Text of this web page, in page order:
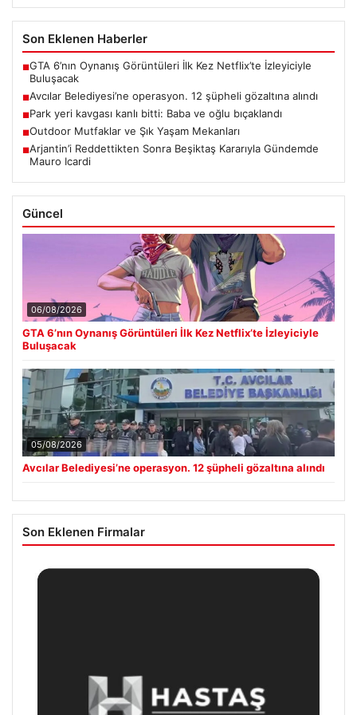
Son Eklenen Haberler
■GTA 6’nın Oynanış Görüntüleri İlk Kez Netflix’te İzleyiciyle
Buluşacak
■Avcılar Belediyesi’ne operasyon. 12 şüpheli gözaltına alındı
■Park yeri kavgası kanlı bitti: Baba ve oğlu bıçaklandı
■Outdoor Mutfaklar ve Şık Yaşam Mekanları
■Arjantin’i Reddettikten Sonra Beşiktaş Kararıyla Gündemde
Mauro Icardi
Güncel
06/08/2026
GTA 6’nın Oynanış Görüntüleri İlk Kez Netflix’te İzleyiciyle
Buluşacak
05/08/2026
Avcılar Belediyesi’ne operasyon. 12 şüpheli gözaltına alındı
Son Eklenen Firmalar